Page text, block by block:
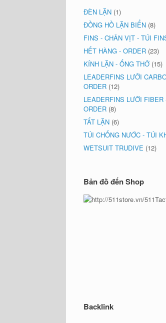
ĐÈN LẶN (1)
ĐỒNG HỒ LẶN BIỂN (8)
FINS - CHÂN VỊT - TÚI
HẾT HÀNG - ORDER (23)
KÍNH LẶN - ỐNG THỞ (15)
LEADERFINS LƯỠI
ORDER (12)
LEADERFINS LƯỠI FIBER
ORDER (8)
TẤT LẶN (6)
TÚI CHỐNG NƯỚC - TÚI
WETSUIT TRUDIVE (12)
Bản đồ đến Shop
Backlink